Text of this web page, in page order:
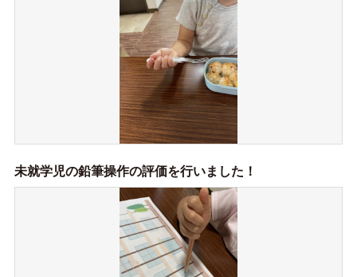
未就学児の鉛筆操作の評価を行いました！